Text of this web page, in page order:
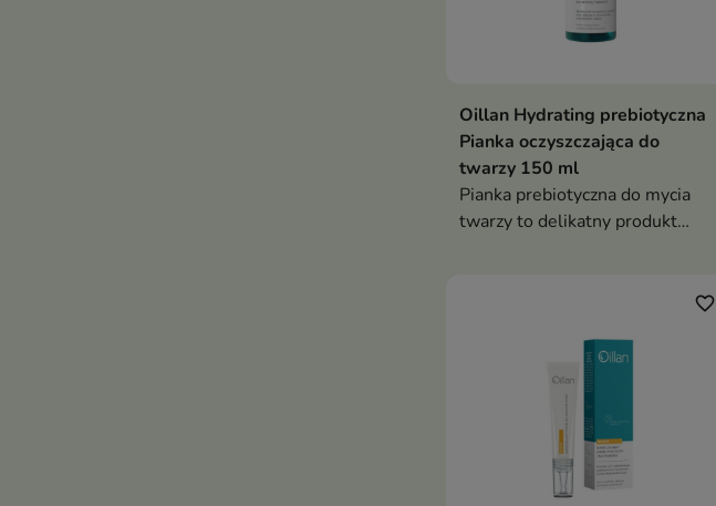
Oillan Hydrating prebiotyczna
Pianka oczyszczająca do
twarzy 150 ml
Pianka prebiotyczna do mycia
twarzy to delikatny produkt
suchej, odwodnionej, wrażliwej i
favorite_border